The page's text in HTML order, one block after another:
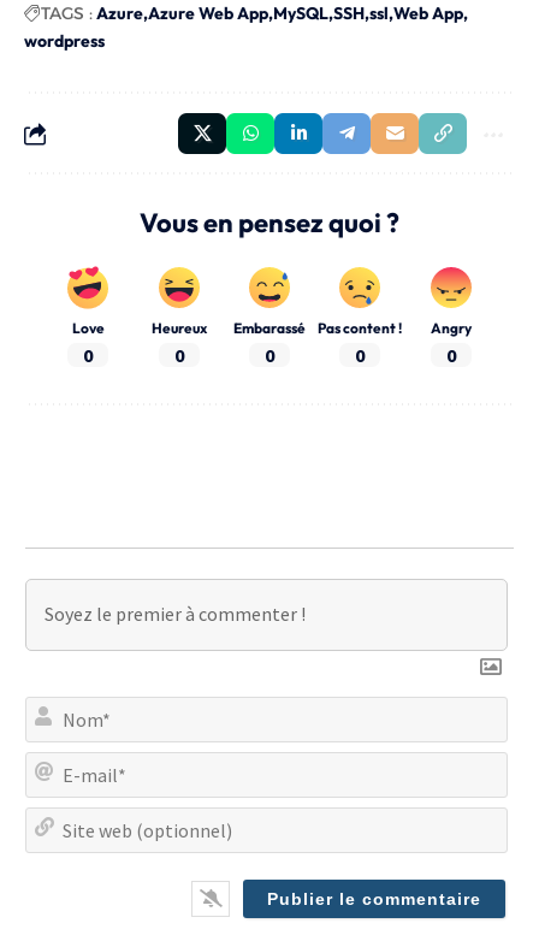
TAGS :Azure Azure Web App MySQL SSH ssl Web App
wordpress
Vous en pensez quoi ?
Love
0
Heureux
0
Embarassé
0
Pas content !
0
Angry
0